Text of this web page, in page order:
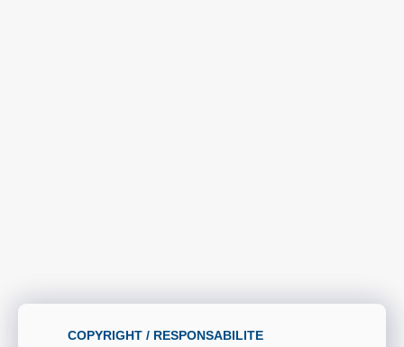
COPYRIGHT / RESPONSABILITE